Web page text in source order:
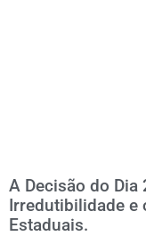
A Decisão do Dia
Irredutibilidade e
Estaduais.